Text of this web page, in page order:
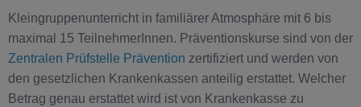
Kleingruppenunterricht in familiärer Atmosphäre mit 6 bis
maximal 15 TeilnehmerInnen. Präventionskurse sind von der
Zentralen Prüfstelle Prävention zertifiziert und werden von
den gesetzlichen Krankenkassen anteilig erstattet. Welcher
Betrag genau erstattet wird ist von Krankenkasse zu